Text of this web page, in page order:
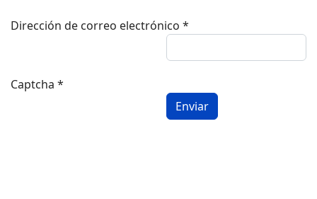
Dirección de correo electrónico *
Captcha *
Enviar